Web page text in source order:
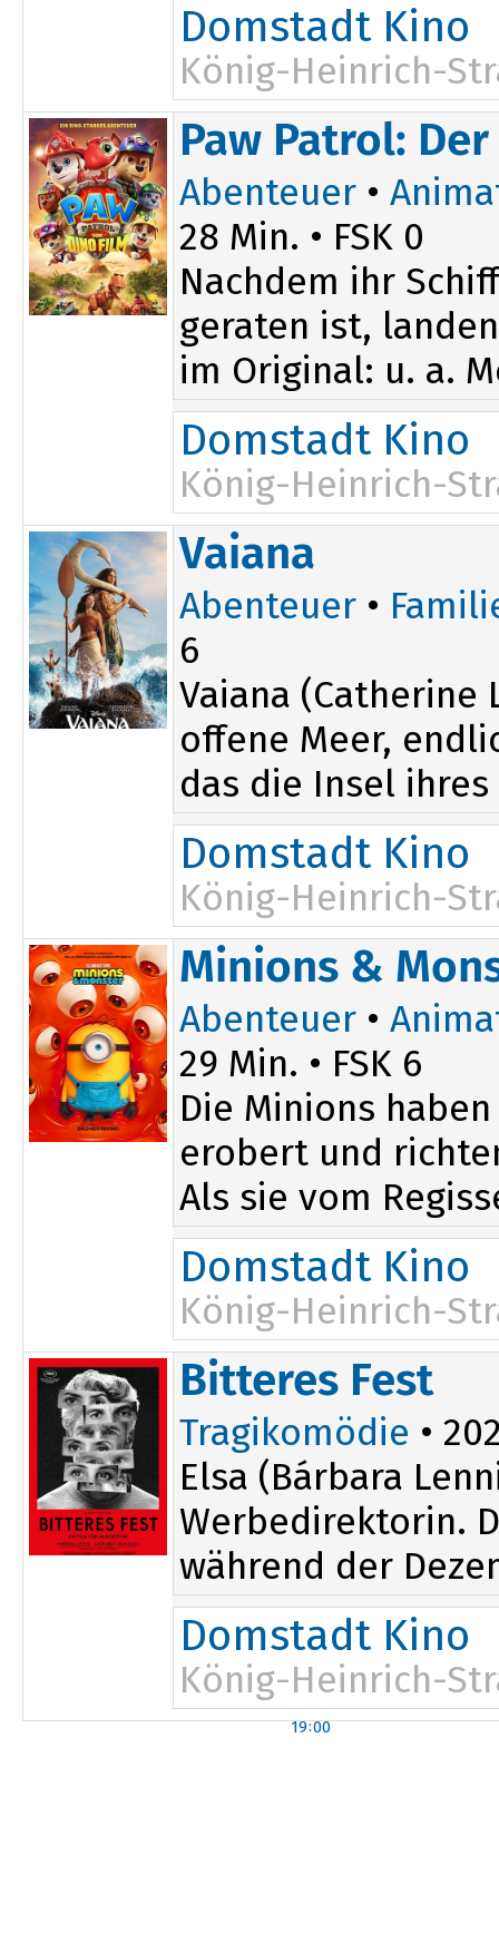
Domstadt Kino
König-Heinrich-
17:15
Paw Patrol:
Abenteuer •
28 Min. • FSK 0
Nachdem ihr
geraten ist,
im Original: u. a.
Domstadt Kino
König-Heinrich-
14:00
Vaiana
Abenteuer •
6
Vaiana
offene Meer,
das die Insel
Domstadt Kino
König-Heinrich-
16:15
Minions &
Abenteuer •
29 Min. • FSK 6
Die Minions
erobert und
Als sie vom
Domstadt Kino
König-Heinrich-
14:30
Bitteres Fest
Tragikomödie •
Elsa (Bárbara
Werbedirektorin.
während der
Domstadt Kino
König-Heinrich-
19:00